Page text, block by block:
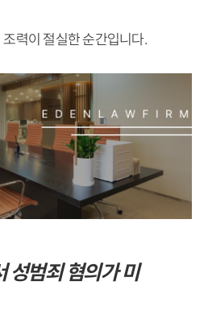
력이 절실한 순간입니다.
성범죄 혐의가 미